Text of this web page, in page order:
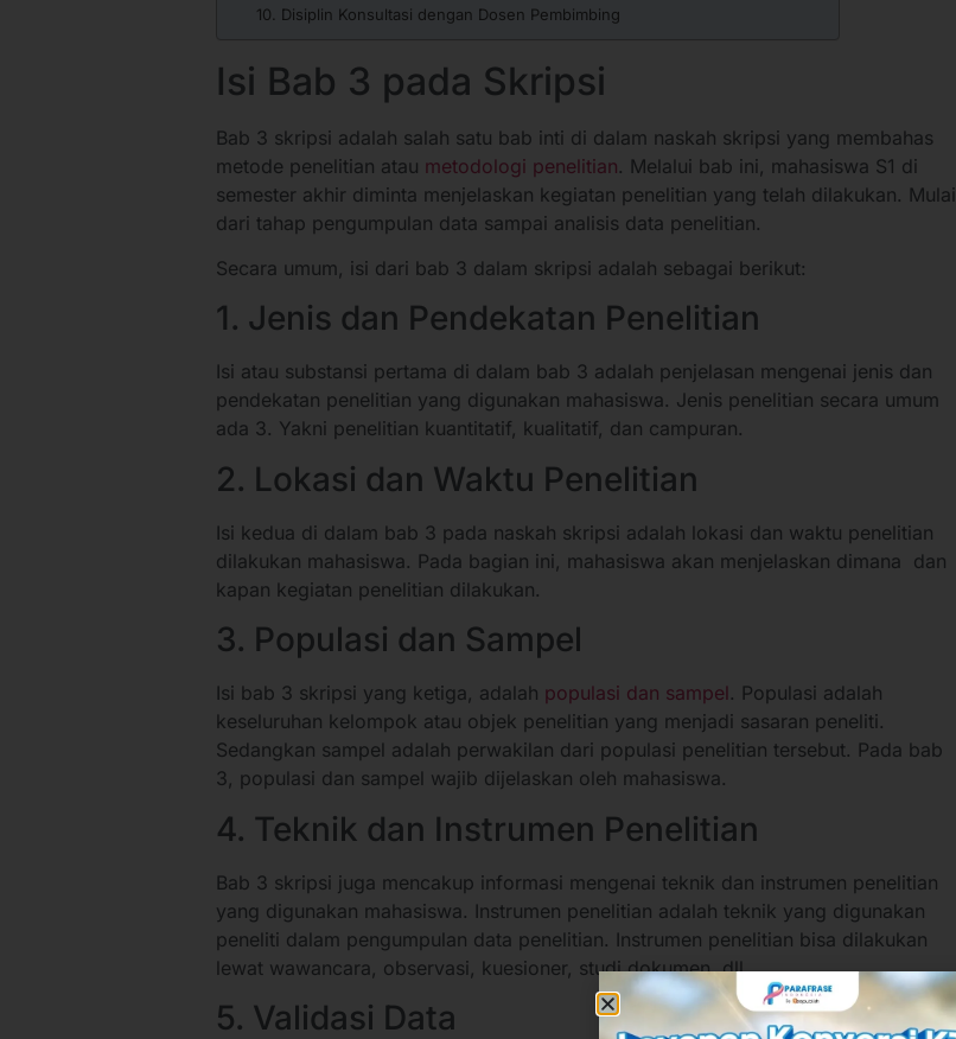
10. Disiplin Konsultasi dengan Dosen Pembimbing
Isi Bab 3 pada Skripsi
Bab 3 skripsi adalah salah satu bab inti di dalam naskah skripsi yang membahas
metode penelitian atau metodologi penelitian. Melalui bab ini, mahasiswa S1 di
semester akhir diminta menjelaskan kegiatan penelitian yang telah dilakukan. Mulai
dari tahap pengumpulan data sampai analisis data penelitian.
Secara umum, isi dari bab 3 dalam skripsi adalah sebagai berikut:
1. Jenis dan Pendekatan Penelitian
Isi atau substansi pertama di dalam bab 3 adalah penjelasan mengenai jenis dan
pendekatan penelitian yang digunakan mahasiswa. Jenis penelitian secara umum
ada 3. Yakni penelitian kuantitatif, kualitatif, dan campuran.
2. Lokasi dan Waktu Penelitian
Isi kedua di dalam bab 3 pada naskah skripsi adalah lokasi dan waktu penelitian
dilakukan mahasiswa. Pada bagian ini, mahasiswa akan menjelaskan dimana dan
kapan kegiatan penelitian dilakukan.
3. Populasi dan Sampel
Isi bab 3 skripsi yang ketiga, adalah populasi dan sampel. Populasi adalah
keseluruhan kelompok atau objek penelitian yang menjadi sasaran peneliti.
Sedangkan sampel adalah perwakilan dari populasi penelitian tersebut. Pada bab
3, populasi dan sampel wajib dijelaskan oleh mahasiswa.
4. Teknik dan Instrumen Penelitian
Bab 3 skripsi juga mencakup informasi mengenai teknik dan instrumen penelitian
yang digunakan mahasiswa. Instrumen penelitian adalah teknik yang digunakan
peneliti dalam pengumpulan data penelitian. Instrumen penelitian bisa dilakukan
lewat wawancara, observasi, kuesioner, studi dokumen, dll.
5. Validasi Data